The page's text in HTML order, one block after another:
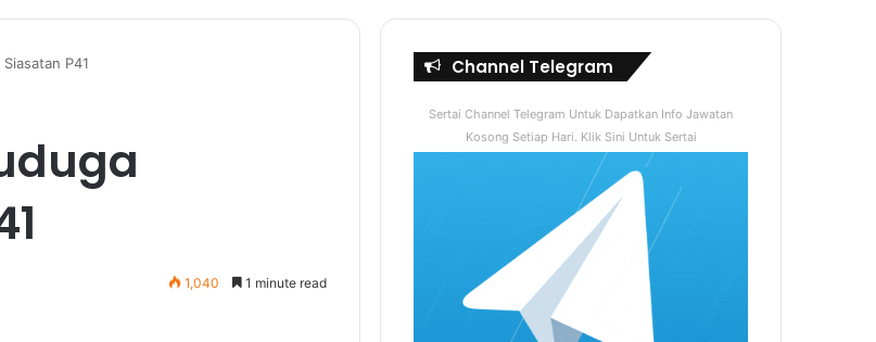
P41
1,040 1 minute read
Channel Telegram
Sertai Channel Telegram Untuk Dapatkan Info Jawatan
Kosong Setiap Hari. Klik Sini Untuk Sertai